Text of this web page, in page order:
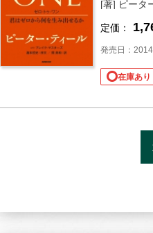
定価：
発売日：
在庫あり